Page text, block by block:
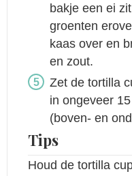
bakje een ei
groenten
kaas over en
en zout.
Zet de tortilla
in ongeveer
(boven- en
Tips
Houd de tortilla